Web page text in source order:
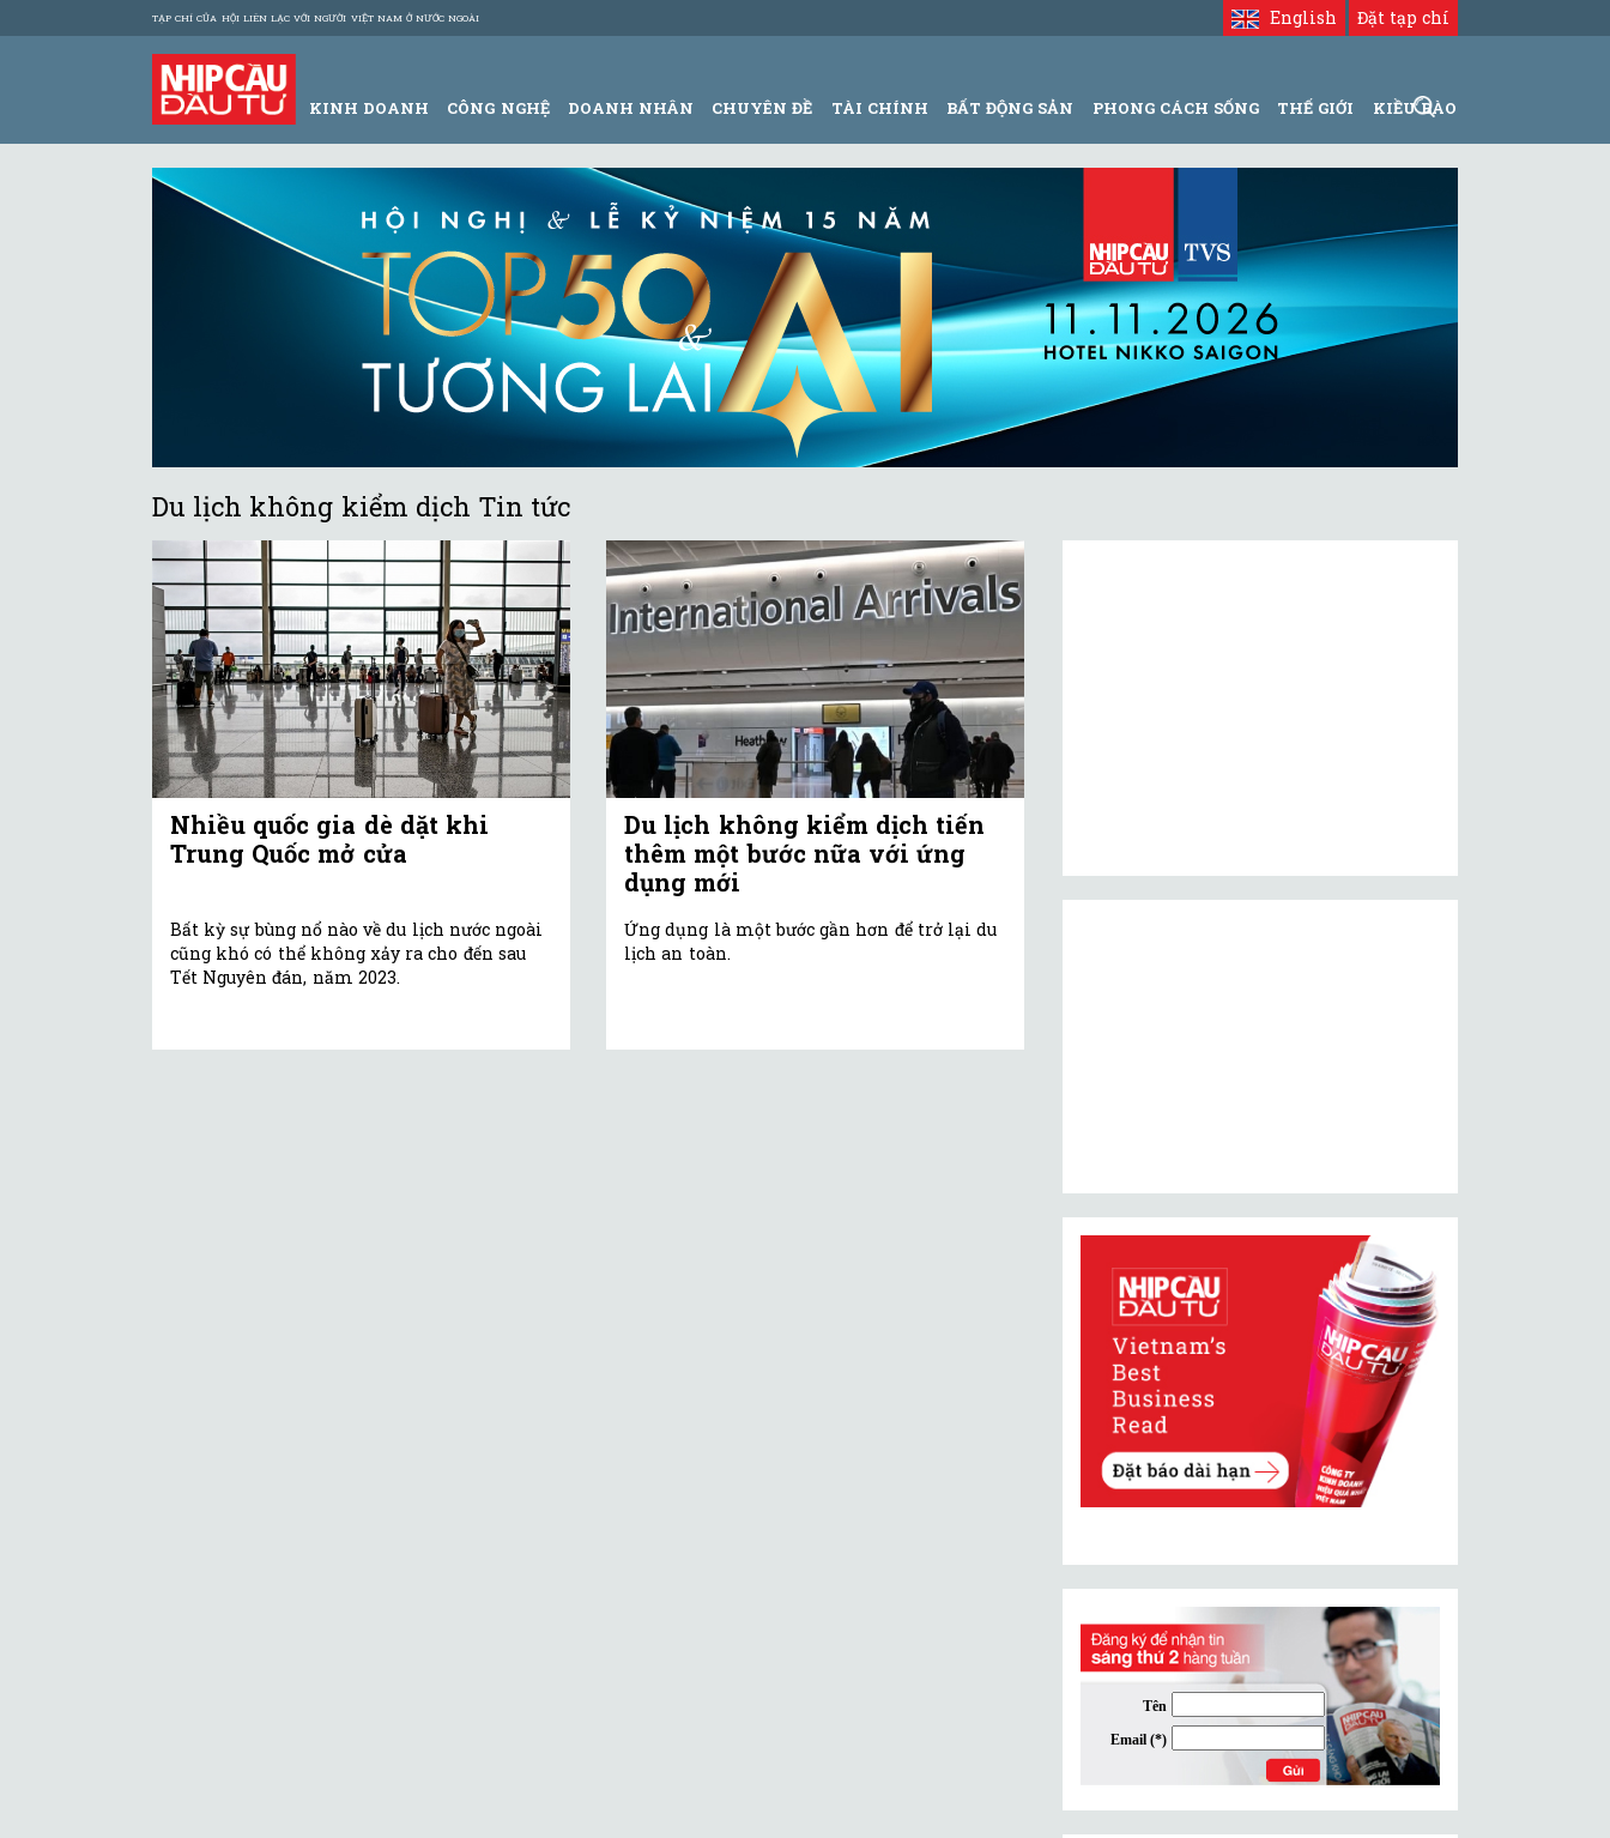
TẠP CHÍ CỦA HỘI LIÊN LẠC VỚI NGƯỜI VIỆT NAM Ở NƯỚC NGOÀI Đặt tạp chí
English
KINH DOANH CÔNG NGHỆ DOANH NHÂN CHUYÊN ĐỀ TÀI CHÍNH BẤT ĐỘNG SẢN PHONG CÁCH SỐNG THẾ GIỚI KIỀU BÀO
Du lịch không kiểm dịch Tin tức
Nhiều quốc gia dè dặt khi
Trung Quốc mở cửa
Bất kỳ sự bùng nổ nào về du lịch nước ngoài
cũng khó có thể không xảy ra cho đến sau
Tết Nguyên đán, năm 2023.
Du lịch không kiểm dịch tiến
thêm một bước nữa với ứng
dụng mới
Ứng dụng là một bước gần hơn để trở lại du
lịch an toàn.